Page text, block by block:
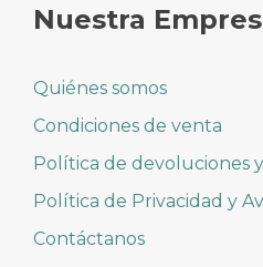
Nuestra
Quiénes somos
Condiciones de venta
Política de devoluciones
Política de Privacidad y
Contáctanos